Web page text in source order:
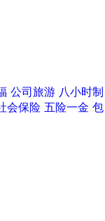
公司旅游 八小时制
会保险 五险一金 包